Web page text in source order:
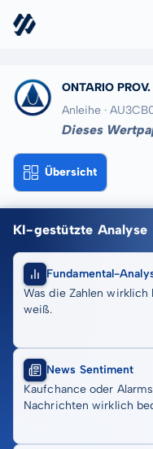
ONTARIO
Anleihe ·
Dieses
Übersicht
KI-gestützte Analyse
Fundamental-
Was die Zahlen
weiß.
News Sentiment
Kaufchance oder
Nachrichten wirklich